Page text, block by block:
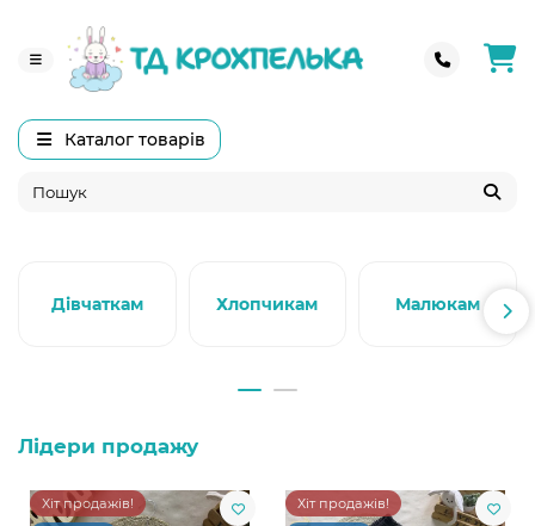
Каталог товарів
Дівчаткам Хлопчикам Малюкам
Лідери продажу
Хіт продажів!
Хіт продажів!